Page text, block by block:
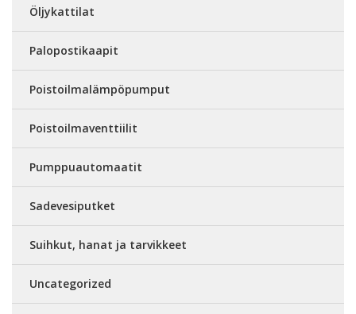
Öljykattilat
Palopostikaapit
Poistoilmalämpöpumput
Poistoilmaventtiilit
Pumppuautomaatit
Sadevesiputket
Suihkut, hanat ja tarvikkeet
Uncategorized